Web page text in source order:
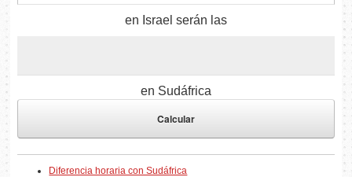
en Israel serán las
en Sudáfrica
Diferencia horaria con Sudáfrica